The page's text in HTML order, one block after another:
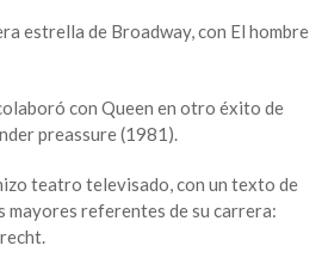
estrella de Broadway, con El hombre
con Queen en otro éxito de
preassure (1981).
teatro televisado, con un texto de
mayores referentes de su carrera: